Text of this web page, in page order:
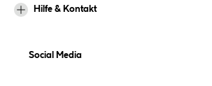
Hilfe & Kontakt
Social Media